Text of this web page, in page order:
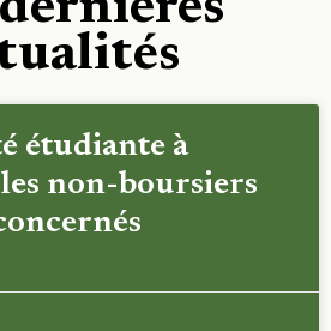
étudiante à
non-boursiers